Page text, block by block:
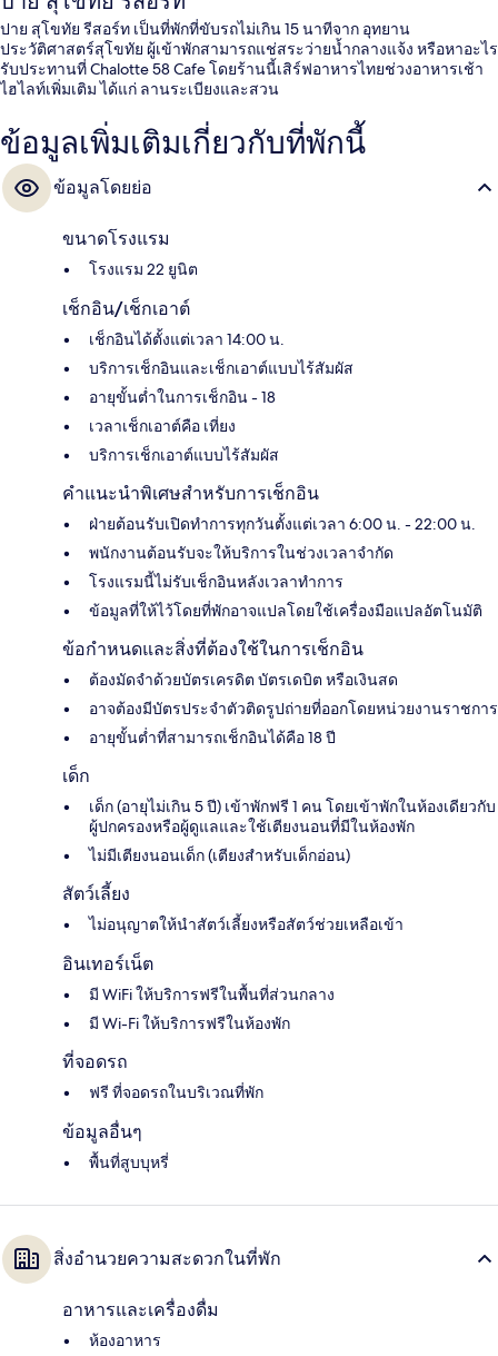
ปาย สุโขทัย รีสอร์ท เป็นที่พักที่ขับรถไม่เกิน 15 นาทีจาก อุทยาน
ประวัติศาสตร์สุโขทัย ผู้เข้าพักสามารถแช่สระว่ายน้ำกลางแจ้ง หรือหาอะไร
รับประทานที่ Chalotte 58 Cafe โดยร้านนี้เสิร์ฟอาหารไทยช่วงอาหารเช้า
ไฮไลท์เพิ่มเติม ได้แก่ ลานระเบียงและสวน
ข้อมูลเพิ่มเติมเกี่ยวกับที่พักนี้
ข้อมูลโดยย่อ
ขนาดโรงแรม
โรงแรม 22 ยูนิต
เช็กอิน/เช็กเอาต์
เช็กอินได้ตั้งแต่เวลา 14:00 น.
บริการเช็กอินและเช็กเอาต์แบบไร้สัมผัส
อายุขั้นต่ำในการเช็กอิน - 18
เวลาเช็กเอาต์คือ เที่ยง
บริการเช็กเอาต์แบบไร้สัมผัส
คำแนะนำพิเศษสำหรับการเช็กอิน
ฝ่ายต้อนรับเปิดทำการทุกวันตั้งแต่เวลา 6:00 น. - 22:00 น.
พนักงานต้อนรับจะให้บริการในช่วงเวลาจำกัด
โรงแรมนี้ไม่รับเช็กอินหลังเวลาทำการ
ข้อมูลที่ให้ไว้โดยที่พักอาจแปลโดยใช้เครื่องมือแปลอัตโนมัติ
ข้อกำหนดและสิ่งที่ต้องใช้ในการเช็กอิน
ต้องมัดจำด้วยบัตรเครดิต บัตรเดบิต หรือเงินสด
อาจต้องมีบัตรประจำตัวติดรูปถ่ายที่ออกโดยหน่วยงานราชการ
อายุขั้นต่ำที่สามารถเช็กอินได้คือ 18 ปี
เด็ก
เด็ก (อายุไม่เกิน 5 ปี) เข้าพักฟรี 1 คน โดยเข้าพักในห้องเดียวกับ
ผู้ปกครองหรือผู้ดูแลและใช้เตียงนอนที่มีในห้องพัก
ไม่มีเตียงนอนเด็ก (เตียงสำหรับเด็กอ่อน)
สัตว์เลี้ยง
ไม่อนุญาตให้นำสัตว์เลี้ยงหรือสัตว์ช่วยเหลือเข้า
อินเทอร์เน็ต
มี WiFi ให้บริการฟรีในพื้นที่ส่วนกลาง
มี Wi-Fi ให้บริการฟรีในห้องพัก
ที่จอดรถ
ฟรี ที่จอดรถในบริเวณที่พัก
ข้อมูลอื่นๆ
พื้นที่สูบบุหรี่
สิ่งอำนวยความสะดวกในที่พัก
อาหารและเครื่องดื่ม
ห้องอาหาร